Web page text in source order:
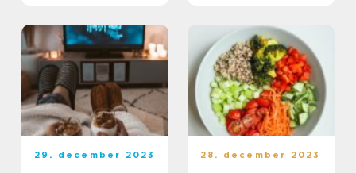
29. december 2023 28. december 2023